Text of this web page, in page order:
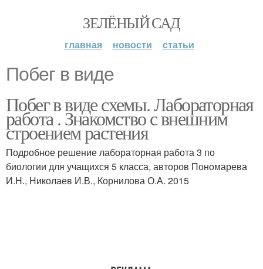
ЗЕЛЁНЫЙ САД
главная новости статьи
Побег в виде
Побег в виде схемы. Лабораторная
работа . Знакомство с внешним
строением растения
Подробное решение лабораторная работа 3 по
биологии для учащихся 5 класса, авторов Пономарева
И.Н., Николаев И.В., Корнилова О.А. 2015